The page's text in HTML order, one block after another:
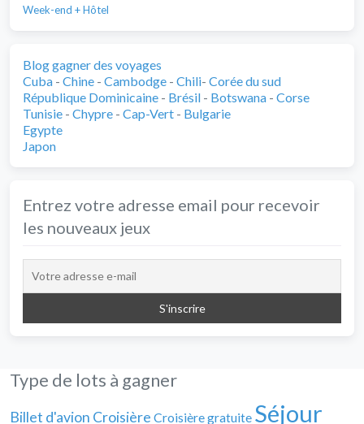
Week-end + Hôtel
Blog gagner des voyages
Cuba - Chine - Cambodge - Chili- Corée du sud
République Dominicaine - Brésil - Botswana - Corse
Tunisie - Chypre - Cap-Vert - Bulgarie
Egypte
Japon
Entrez votre adresse email pour recevoir
les nouveaux jeux
Type de lots à gagner
Billet d'avion Croisière Croisière gratuite Séjour